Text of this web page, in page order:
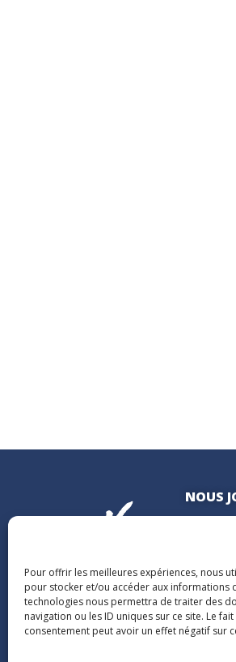
Pour offrir les meilleures expériences, nous
pour stocker et/ou accéder aux informations
technologies nous permettra de traiter des
navigation ou les ID uniques sur ce site. Le
consentement peut avoir un effet négatif sur
NOUS
Québec